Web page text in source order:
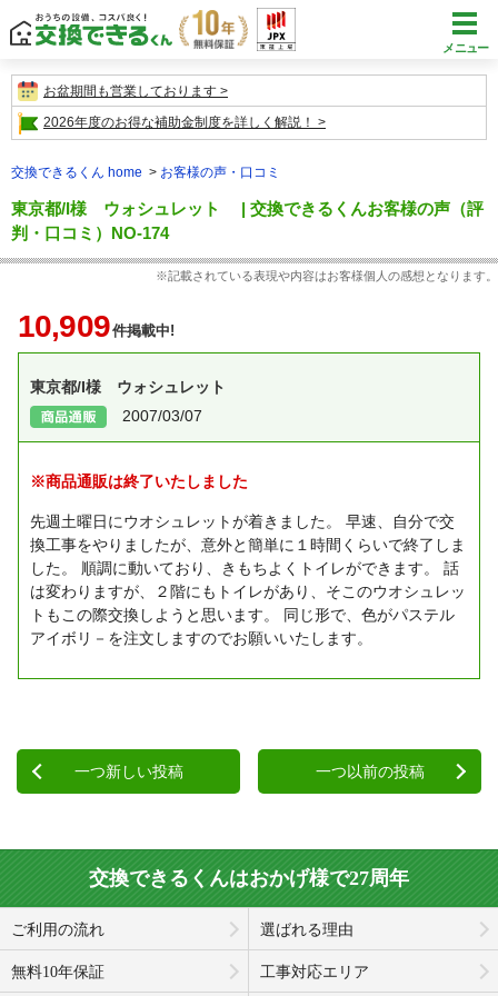
メニュー
お盆期間も営業しております
2026年度のお得な補助金制度を詳しく解説！
交換できるくん home お客様の声・口コミ
東京都/I様 ウォシュレット | 交換できるくんお客様の声（評
判・口コミ）NO-174
※記載されている表現や内容はお客様個人の感想となります。
10,909件掲載中!
東京都/I様 ウォシュレット
2007/03/07
※商品通販は終了いたしました
先週土曜日にウオシュレットが着きました。
早速、自分で交
換工事をやりましたが、意外と簡単に１時間くらいで終了しま
した。
順調に動いており、きもちよくトイレができます。
話
は変わりますが、２階にもトイレがあり、そこのウオシュレッ
トもこの際交換しようと思います。
同じ形で、色がパステル
アイボリ－を注文しますのでお願いいたします。
一つ新しい投稿 一つ以前の投稿
交換できるくんはおかげ様で27周年
ご利用の流れ 選ばれる理由
無料10年保証 工事対応エリア